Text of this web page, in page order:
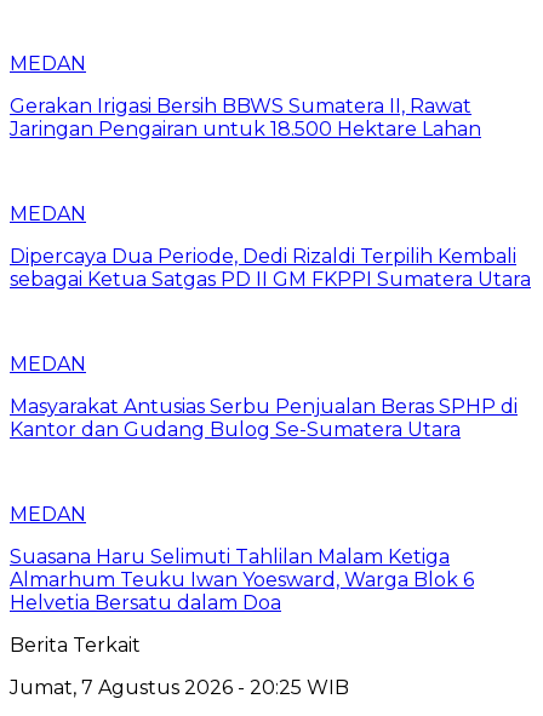
MEDAN
Gerakan Irigasi Bersih BBWS Sumatera II, Rawat
Jaringan Pengairan untuk 18.500 Hektare Lahan
MEDAN
Dipercaya Dua Periode, Dedi Rizaldi Terpilih Kembali
sebagai Ketua Satgas PD II GM FKPPI Sumatera Utara
MEDAN
Masyarakat Antusias Serbu Penjualan Beras SPHP di
Kantor dan Gudang Bulog Se-Sumatera Utara
MEDAN
Suasana Haru Selimuti Tahlilan Malam Ketiga
Almarhum Teuku Iwan Yoesward, Warga Blok 6
Helvetia Bersatu dalam Doa
Berita Terkait
Jumat, 7 Agustus 2026 - 20:25 WIB